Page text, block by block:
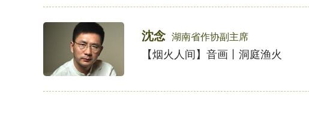
沈念 湖南省作协副主席
【烟火人间】音画丨洞庭渔火